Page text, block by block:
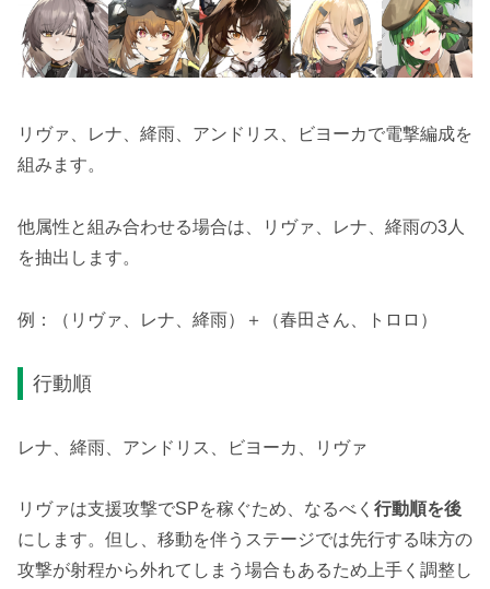
リヴァ、レナ、絳雨、アンドリス、ビヨーカで電撃編成を
組みます。
他属性と組み合わせる場合は、リヴァ、レナ、絳雨の3人
を抽出します。
例：（リヴァ、レナ、絳雨）＋（春田さん、トロロ）
行動順
レナ、絳雨、アンドリス、ビヨーカ、リヴァ
リヴァは支援攻撃でSPを稼ぐため、なるべく 行動順を後
にします。但し、移動を伴うステージでは先行する味方の
攻撃が射程から外れてしまう場合もあるため上手く調整し